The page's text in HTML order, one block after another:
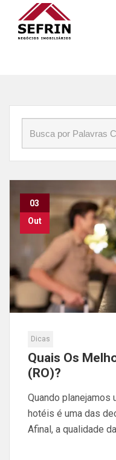
Início»Blog »Turista em
03
Out
Dicas
Quais Os
(RO)?
Quando planejamos
hotéis é uma das
Afinal, a qualidade